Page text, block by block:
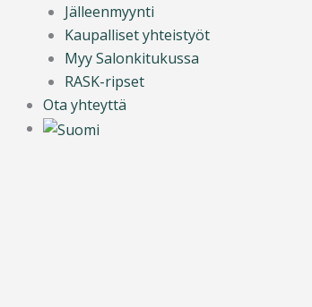
Jälleenmyynti
Kaupalliset yhteistyöt
Myy Salonkitukussa
RASK-ripset
Ota yhteyttä